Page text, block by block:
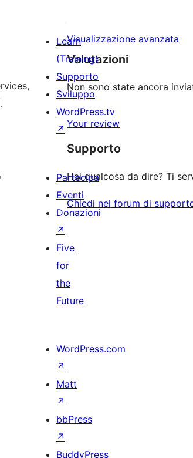
Visualizzazione avanzata
Valutazioni
Non sono state ancora
Your review
Supporto
Hai qualcosa da dire? Ti
Chiedi nel forum di
Learn
(Training)
Supporto
Sviluppo
WordPress.tv
↗
Partecipa
Eventi
Donazioni
↗
Five
for
the
Future
WordPress.com
↗
Matt
↗
bbPress
↗
BuddyPress